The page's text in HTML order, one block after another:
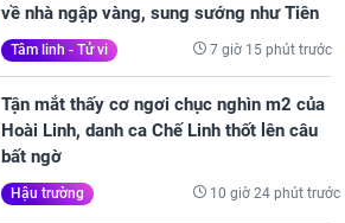
về nhà ngập vàng, sung sướng như Tiên
Tâm linh - Tử vi 7 giờ 15 phút trước
Tận mắt thấy cơ ngơi chục nghìn m2 của
Hoài Linh, danh ca Chế Linh thốt lên câu
bất ngờ
Hậu trường 10 giờ 24 phút trước